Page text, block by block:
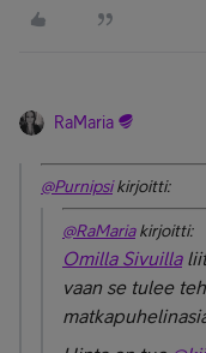
RaMaria
@Purnipsikirjoitti:
@RaMariakirjoitti:
Omilla Sivuilla
vaan se tulee